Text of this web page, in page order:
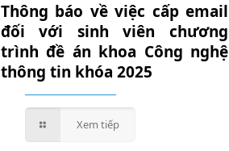
Thông báo về việc cấp email
đối với sinh viên chương
trình đề án khoa Công nghệ
thông tin khóa 2025
Xem tiếp